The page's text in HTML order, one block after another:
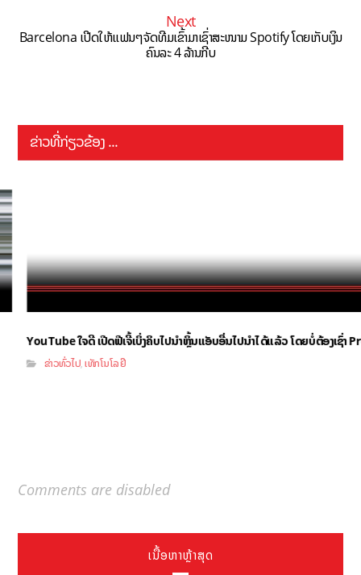
Next
Barcelona ເປີດໃຫ້ແຟນໆຈັດທີມເຂົ້າມາເຊົ່າສະໜາມ Spotify ໂດຍເກັບເງິນ
ຄົນລະ 4 ລ້ານກີບ
ຂ່າວທີ່ກ່ຽວຂ້ອງ ...
YouTube ໃຈດີ ເປີດຟີເຈີ້ເບິ່ງຄິບໄປນຳຫຼິ້ນແອັບອື່ນໄປນຳໄດ້ແລ້ວ ໂດຍບໍ່ຕ້ອງເຊົ່າ
ຂ່າວທົ່ວໄປ ,ເທັກໂນໂລຢີ
Comments are disabled
ເນື້ອຫາຫຼ້າສຸດ